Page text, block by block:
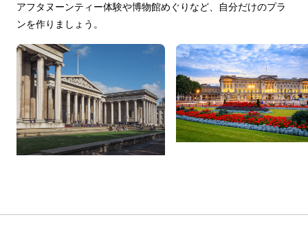
アフタヌーンティー体験や博物館めぐりなど、自分だけのプラ
ンを作りましょう。